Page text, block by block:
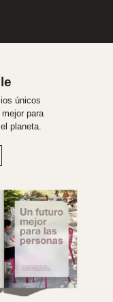
únicos
para
planeta.